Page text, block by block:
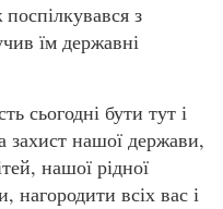
з
їм державні
сьогодні бути тут і
захист нашої держави,
нашої рідної
нагородити всіх вас і